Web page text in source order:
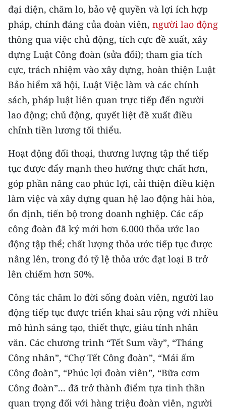
Trung du và miền núi phía Bắc
Đồng bằng sông Hồng
Bắc Trung Bộ
Duyên hải Nam Trung Bộ và Tây
Nguyên
Đông Nam Bộ
Chuyên trang Hà Nội
Chuyên trang TP. Hồ Chí Minh
CHUYÊN ĐỀ
CÁC CHUYÊN TRANG
VỀ BÁO NHÂN DÂN
NHÂN DÂN CUỐI TUẦN
NHÂN DÂN HẰNG THÁNG
MUA BÁO
ĐỌC BÁO IN
đại diện, chăm lo, bảo vệ quyền và lợi ích hợp
pháp, chính đáng của đoàn viên, người lao động
thông qua việc chủ động, tích cực đề xuất, xây
dựng Luật Công đoàn (sửa đổi); tham gia tích
cực, trách nhiệm vào xây dựng, hoàn thiện Luật
Bảo hiểm xã hội, Luật Việc làm và các chính
sách, pháp luật liên quan trực tiếp đến người
lao động; chủ động, quyết liệt đề xuất điều
chỉnh tiền lương tối thiểu.
Hoạt động đối thoại, thương lượng tập thể tiếp
tục được đẩy mạnh theo hướng thực chất hơn,
góp phần nâng cao phúc lợi, cải thiện điều kiện
làm việc và xây dựng quan hệ lao động hài hòa,
ổn định, tiến bộ trong doanh nghiệp. Các cấp
công đoàn đã ký mới hơn 6.000 thỏa ước lao
động tập thể; chất lượng thỏa ước tiếp tục được
nâng lên, trong đó tỷ lệ thỏa ước đạt loại B trở
lên chiếm hơn 50%.
Công tác chăm lo đời sống đoàn viên, người lao
động tiếp tục được triển khai sâu rộng với nhiều
mô hình sáng tạo, thiết thực, giàu tính nhân
văn. Các chương trình “Tết Sum vầy”, “Tháng
Công nhân”, “Chợ Tết Công đoàn”, “Mái ấm
Công đoàn”, “Phúc lợi đoàn viên”, “Bữa cơm
Công đoàn”... đã trở thành điểm tựa tinh thần
quan trọng đối với hàng triệu đoàn viên, người